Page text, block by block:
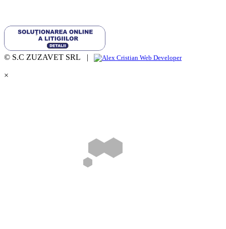
© S.C ZUZAVET SRL |
×